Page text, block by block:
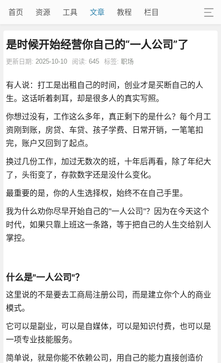
首页 资源 工具 文章 教程 栏目
是时候开始经营你自己的“一人公司”了
更新日期: 2025-10-10 阅读: 645 标签: 职场
有人说：打工是出租自己的时间，创业才是买断自己的人
生。这话听着刺耳，却是很多人的真实写照。
你想过没有，工作这么多年，真正剩下的是什么？每个月工
资刚到账，房贷、车贷、孩子学费、日常开销，一笔笔扣
完，账户又回到了起点。
换过几份工作，加过无数次的班，十年后再看，除了年纪大
了，头衔变了，存款数字还是没什么变化。
最重要的是，你的人生选择权，始终不在自己手里。
我为什么劝你尽早开始自己的"一人公司"？因为在今天这个
时代，如果只靠上班这一条路，等于把自己的人生交给别人
掌控。
什么是"一人公司"？
这里说的不是要去工商局注册公司，而是建立你个人的商业
模式。
它可以是副业，可以是自媒体，可以是知识付费，也可以是
一项专业技能服务。
简单说，就是你能不依赖公司，用自己的能力直接创造价